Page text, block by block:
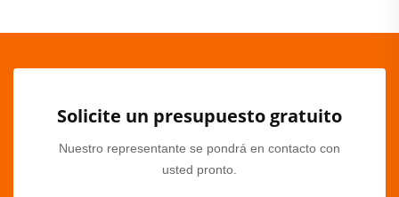
Solicite un presupuesto gratuito
Nuestro representante se pondrá en contacto con
usted pronto.